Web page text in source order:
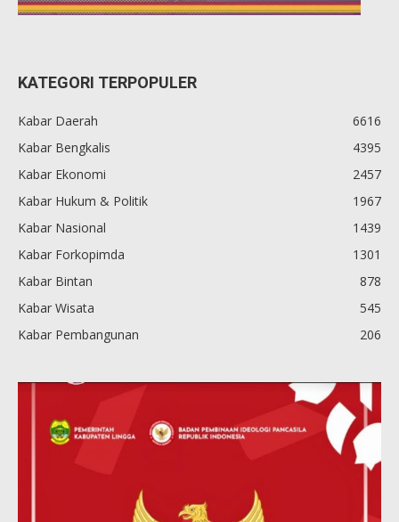
KATEGORI TERPOPULER
Kabar Daerah
6616
Kabar Bengkalis
4395
Kabar Ekonomi
2457
Kabar Hukum & Politik
1967
Kabar Nasional
1439
Kabar Forkopimda
1301
Kabar Bintan
878
Kabar Wisata
545
Kabar Pembangunan
206